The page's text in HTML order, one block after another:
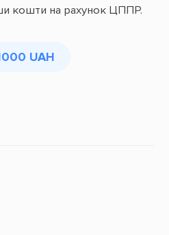
кошти на рахунок ЦППР.
UAH